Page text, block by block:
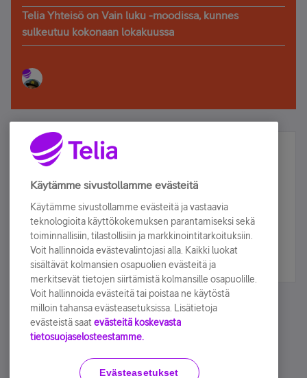
Telia Yhteisö on Vain luku -moodissa, kunnes
sulkeutuu kokonaan lokakuussa
Älä jää paitsi – osallistu ja voita!
Tilaa Telian uutiskirje ja olet mukana arvonnassa.
sähköpostiisi.
Tilaa nyt
Käyttöehdot Accessibility statement
Käytämme sivustollamme evästeitä
Käytämme sivustollamme evästeitä ja vastaavia
teknologioita käyttökokemuksen parantamiseksi sekä
toiminnallisiin, tilastollisiin ja markkinointitarkoituksiin.
Voit hallinnoida evästevalintojasi alla. Kaikki luokat
sisältävät kolmansien osapuolien evästeitä ja
merkitsevät tietojen siirtämistä kolmansille osapuolille.
Voit hallinnoida evästeitä tai poistaa ne käytöstä
milloin tahansa evästeasetuksissa. Lisätietoja
evästeistä saat evästeitä koskevasta
tietosuojaselosteestamme.
Evästeasetukset